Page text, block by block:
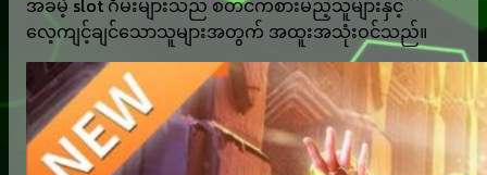
အခမဲ့ slot ဂိမ်းများသည် စတင်ကစားမည့်သူများနှင့်
လေ့ကျင့်ချင်သောသူများအတွက် အထူးအသုံးဝင်သည်။